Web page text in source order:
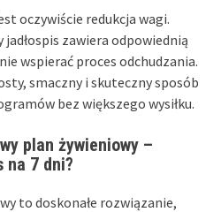
oczywiście redukcja wagi.
zawiera odpowiednią
wspierać proces odchudzania.
smaczny i skuteczny sposób
bez większego wysiłku.
plan żywieniowy –
na 7 dni?
to doskonałe rozwiązanie,